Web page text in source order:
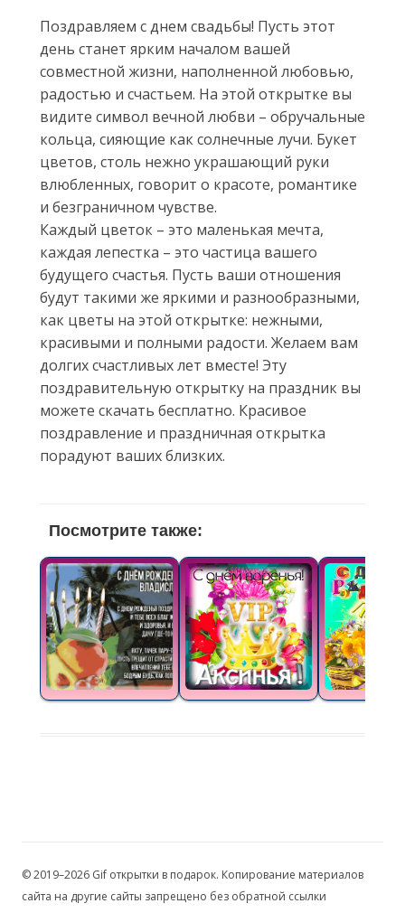
Поздравляем с днем свадьбы! Пусть этот
день станет ярким началом вашей
совместной жизни, наполненной любовью,
радостью и счастьем. На этой открытке вы
видите символ вечной любви – обручальные
кольца, сияющие как солнечные лучи. Букет
цветов, столь нежно украшающий руки
влюбленных, говорит о красоте, романтике
и безграничном чувстве.
Каждый цветок – это маленькая мечта,
каждая лепестка – это частица вашего
будущего счастья. Пусть ваши отношения
будут такими же яркими и разнообразными,
как цветы на этой открытке: нежными,
красивыми и полными радости. Желаем вам
долгих счастливых лет вместе! Эту
поздравительную открытку на праздник вы
можете скачать бесплатно. Красивое
поздравление и праздничная открытка
порадуют ваших близких.
Посмотрите также:
© 2019–2026 Gif открытки в подарок. Копирование материалов
сайта на другие сайты запрещено без обратной ссылки